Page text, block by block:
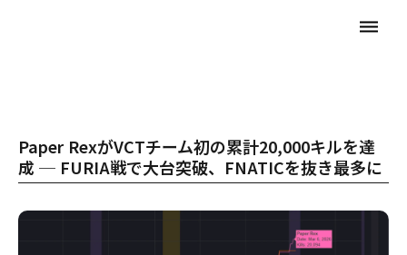
dehaze
Paper RexがVCTチーム初の累計20,000キルを達
成 ─ FURIA戦で大台突破、FNATICを抜き最多に